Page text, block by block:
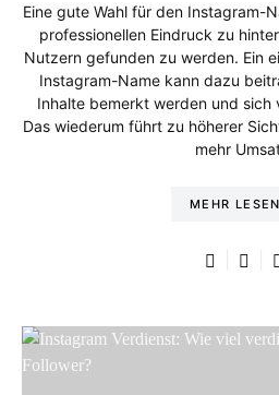
Eine gute Wahl für den Instagram-
professionellen Eindruck zu
Nutzern gefunden zu werden. Ein
Instagram-Name kann dazu
Inhalte bemerkt werden und sich
Das wiederum führt zu höherer
mehr
MEHR LESEN